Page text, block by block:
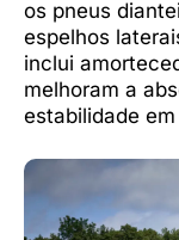
os pneus
espelhos
inclui
melhoram a
estabilidade